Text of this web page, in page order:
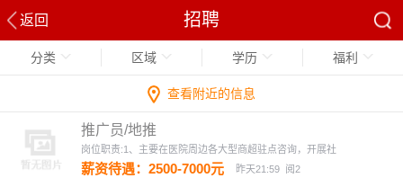
返回 招聘
分类 区域 学历 福利
查看附近的信息
推广员/地推
岗位职责:1、主要在医院周边各大型商超驻点咨询，开展社
薪资待遇：2500-7000元 昨天21:59 阅2